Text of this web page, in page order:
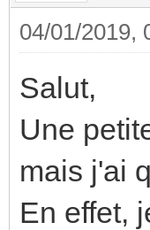
04/01/2019,
Salut,
Une
mais j'ai
En effet,